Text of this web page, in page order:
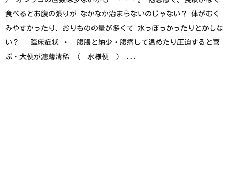
食べるとお腹の張りが なかなか治まらないのじゃない？ 体がむく
みやすかったり、おりものの量が多くて 水っぽっかったりとかしな
い？ 臨床症状 ・ 腹脹と納少・腹痛して温めたり圧迫すると喜
ぶ・大便が溏薄清稀 （ 水様便 ） ...